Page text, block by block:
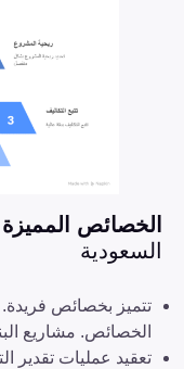
الخصائص
السعودية
تتميز بخصائص
الخصائص. مشاريع
تعقيد عمليات تقدير